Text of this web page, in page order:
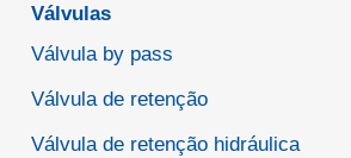
Válvulas
Válvula by pass
Válvula de retenção
Válvula de retenção hidráulica